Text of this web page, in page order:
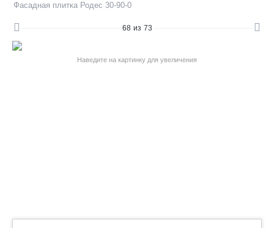
Фасадная плитка Родес 30-90-0
68 из 73
Наведите на картинку для увеличения